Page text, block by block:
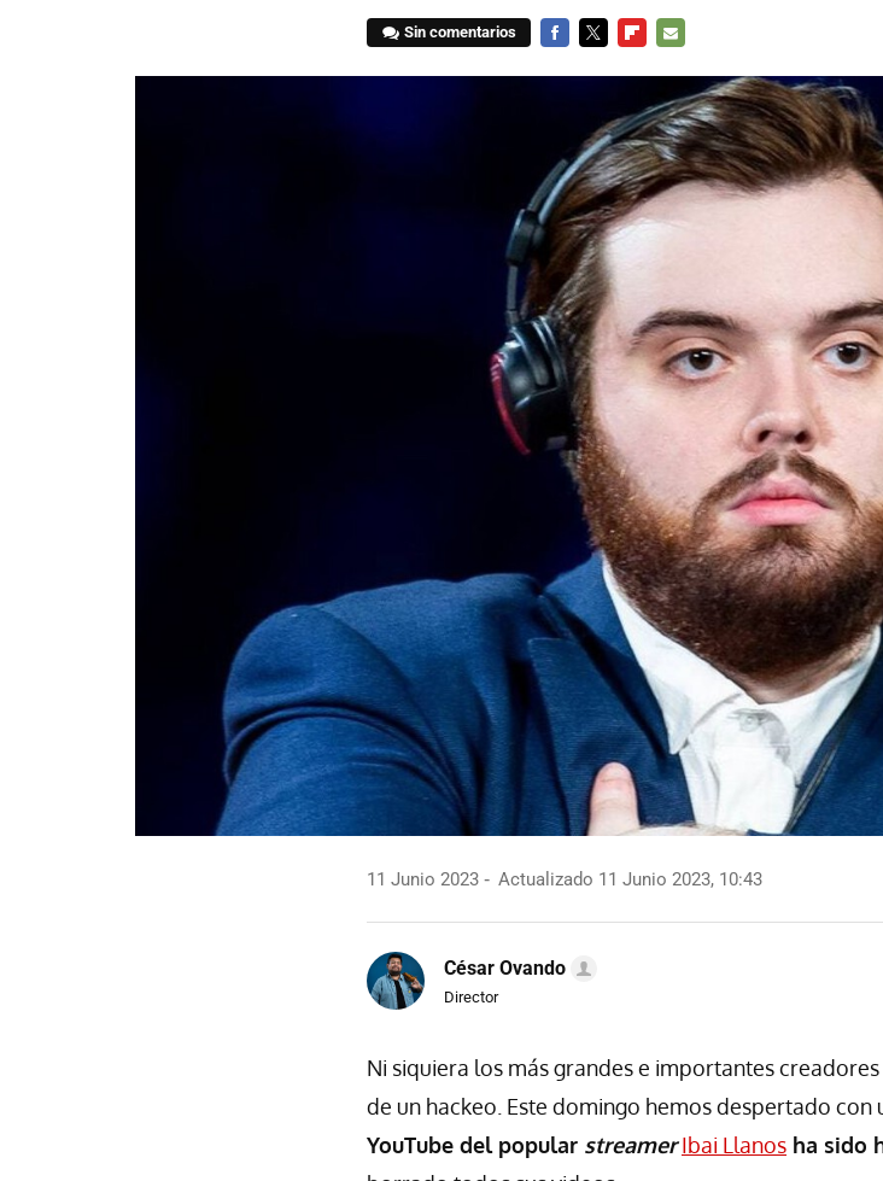
Sin comentarios
MAIL
11 Junio 2023 Actualizado 11 Junio 2023, 10:43
César Ovando
Director
Ni siquiera los más grandes e importantes
de un hackeo. Este domingo hemos despertado
YouTube del popular streamer Ibai Llanos ha sido